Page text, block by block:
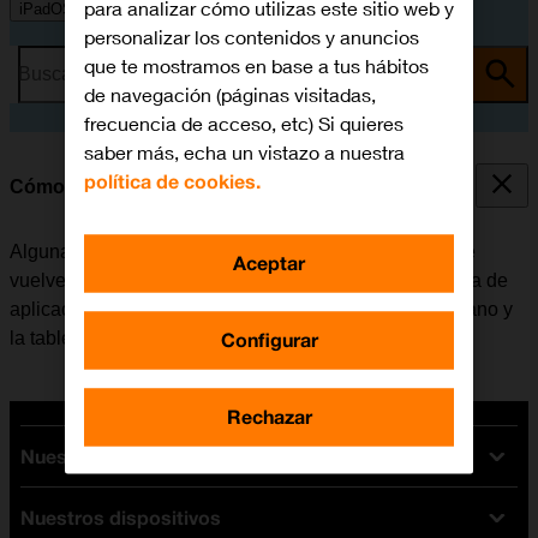
iPadOS 18
Busca por problema o tema
Cómo cerrar las aplicaciones en segundo plano
Algunas aplicaciones no se cierran del todo cuando se
vuelve a la pantalla de inicio. Si no se cierran de la lista de
aplicaciones activas, seguirán estando en segundo plano y
la tablet funcionará más lentamente.
Nuestras tarifas
Tarifas Orange
Nuestros dispositivos
para analizar cómo utilizas este sitio web y
personalizar los contenidos y anuncios
que te mostramos en base a tus hábitos
de navegación (páginas visitadas,
frecuencia de acceso, etc) Si quieres
saber más, echa un vistazo a nuestra
política de cookies.
Configurar
Rechazar
Aceptar